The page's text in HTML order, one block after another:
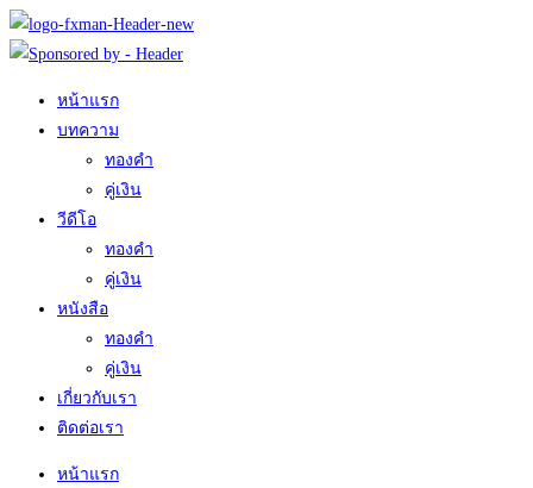
Skip
to
หน้าแรก
บทความ
ทองคำ
คู่เงิน
วีดีโอ
ทองคำ
คู่เงิน
หนังสือ
ทองคำ
คู่เงิน
เกี่ยวกับเรา
ติดต่อเรา
หน้าแรก